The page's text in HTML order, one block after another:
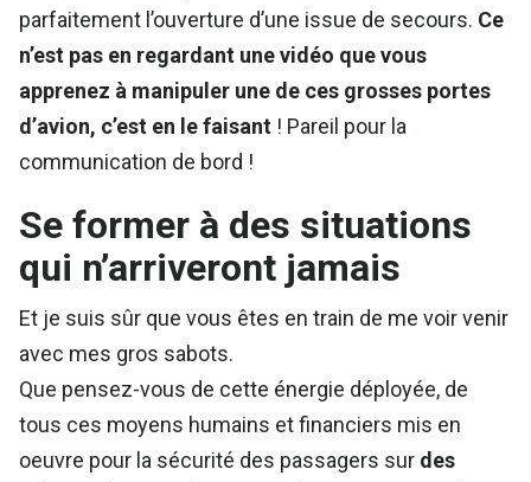
parfaitement l’ouverture d’une issue de secours. Ce
n’est pas en regardant une vidéo que vous
apprenez à manipuler une de ces grosses portes
d’avion, c’est en le faisant ! Pareil pour la
communication de bord !
Se former à des situations
qui n’arriveront jamais
Et je suis sûr que vous êtes en train de me voir venir
avec mes gros sabots.
Que pensez-vous de cette énergie déployée, de
tous ces moyens humains et financiers mis en
oeuvre pour la sécurité des passagers sur des